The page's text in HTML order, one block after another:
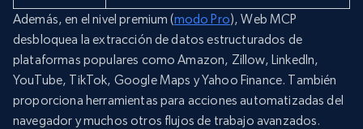
Además, en el nivel premium (modo Pro), Web MCP
desbloquea la extracción de datos estructurados de
plataformas populares como Amazon, Zillow, LinkedIn,
YouTube, TikTok, Google Maps y Yahoo Finance. También
proporciona herramientas para acciones automatizadas del
navegador y muchos otros flujos de trabajo avanzados.